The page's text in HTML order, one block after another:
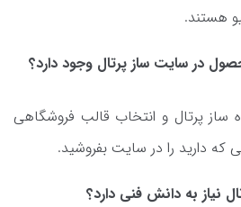
هستند.
در سایت ساز پرتال وجود دارد؟
ساز پرتال و انتخاب قالب فروشگاهی
که دارید را در سایت بفروشید.
نیاز به دانش فنی دارد؟